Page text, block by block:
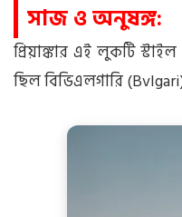
সাজ ও অনুষঙ্গ:
প্রিয়াঙ্কার এই লুকটি
ছিল বিভিএলগারি